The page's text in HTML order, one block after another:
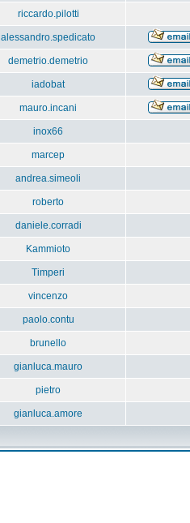
riccardo.pilotti
alessandro.spedicato
demetrio.demetrio
iadobat
mauro.incani
inox66
marcep
andrea.simeoli
roberto
daniele.corradi
Kammioto
Timperi
vincenzo
paolo.contu
brunello
gianluca.mauro
pietro
gianluca.amore